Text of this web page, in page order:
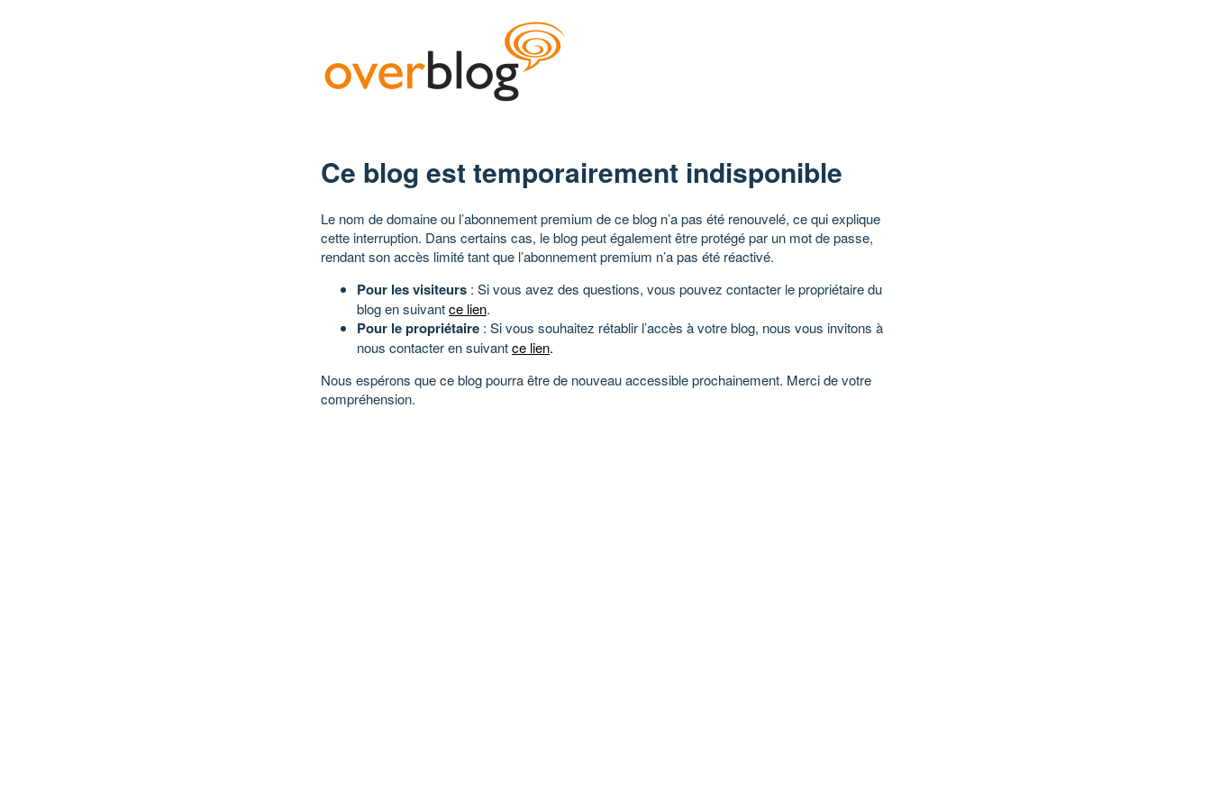
Ce blog est temporairement indisponible
Le nom de domaine ou l’abonnement premium de ce blog n’a pas été renouvelé, ce qui explique
cette interruption. Dans certains cas, le blog peut également être protégé par un mot de passe,
rendant son accès limité tant que l’abonnement premium n’a pas été réactivé.
Pour les visiteurs : Si vous avez des questions, vous pouvez contacter le propriétaire du
blog en suivantce lien.
Pour le propriétaire : Si vous souhaitez rétablir l’accès à votre blog, nous vous invitons à
nous contacter en suivantce lien.
Nous espérons que ce blog pourra être de nouveau accessible prochainement. Merci de votre
compréhension.